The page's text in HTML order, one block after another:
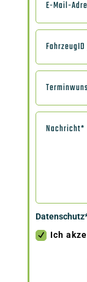
Ich